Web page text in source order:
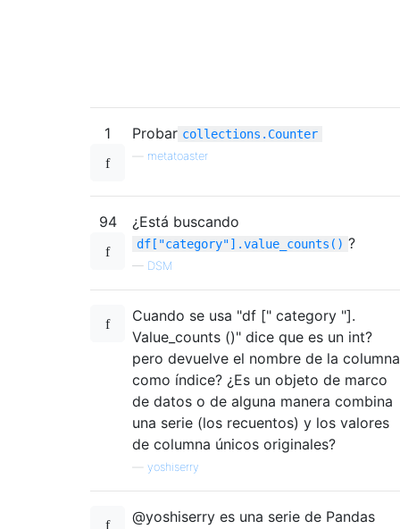
1 Probar collections.Counter
metatoaster
94 ¿Está buscando
df["category"].value_counts() ?
— DSM
Cuando se usa "df [" category "].
Value_counts ()" dice que es un int?
pero devuelve el nombre de la columna
como índice? ¿Es un objeto de marco
de datos o de alguna manera combina
una serie (los recuentos) y los valores
de columna únicos originales?
yoshiserry
@yoshiserry es una serie de Pandas